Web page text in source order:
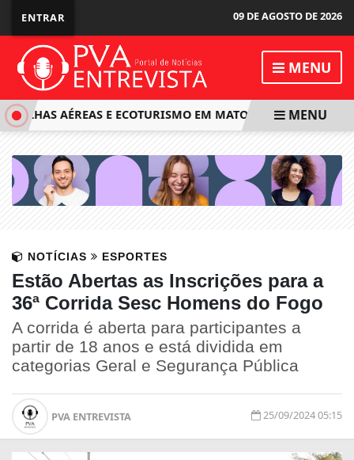
ENTRAR 09 DE AGOSTO DE 2026
MENU
AÉREAS E ECOTURISMO EM MATO GROSSO: 🎙️MENU
NOTÍCIAS ESPORTES
Estão Abertas as Inscrições para a
36ª Corrida Sesc Homens do Fogo
A corrida é aberta para participantes a
partir de 18 anos e está dividida em
categorias Geral e Segurança Pública
PVA ENTREVISTA 25/09/2024 05:15